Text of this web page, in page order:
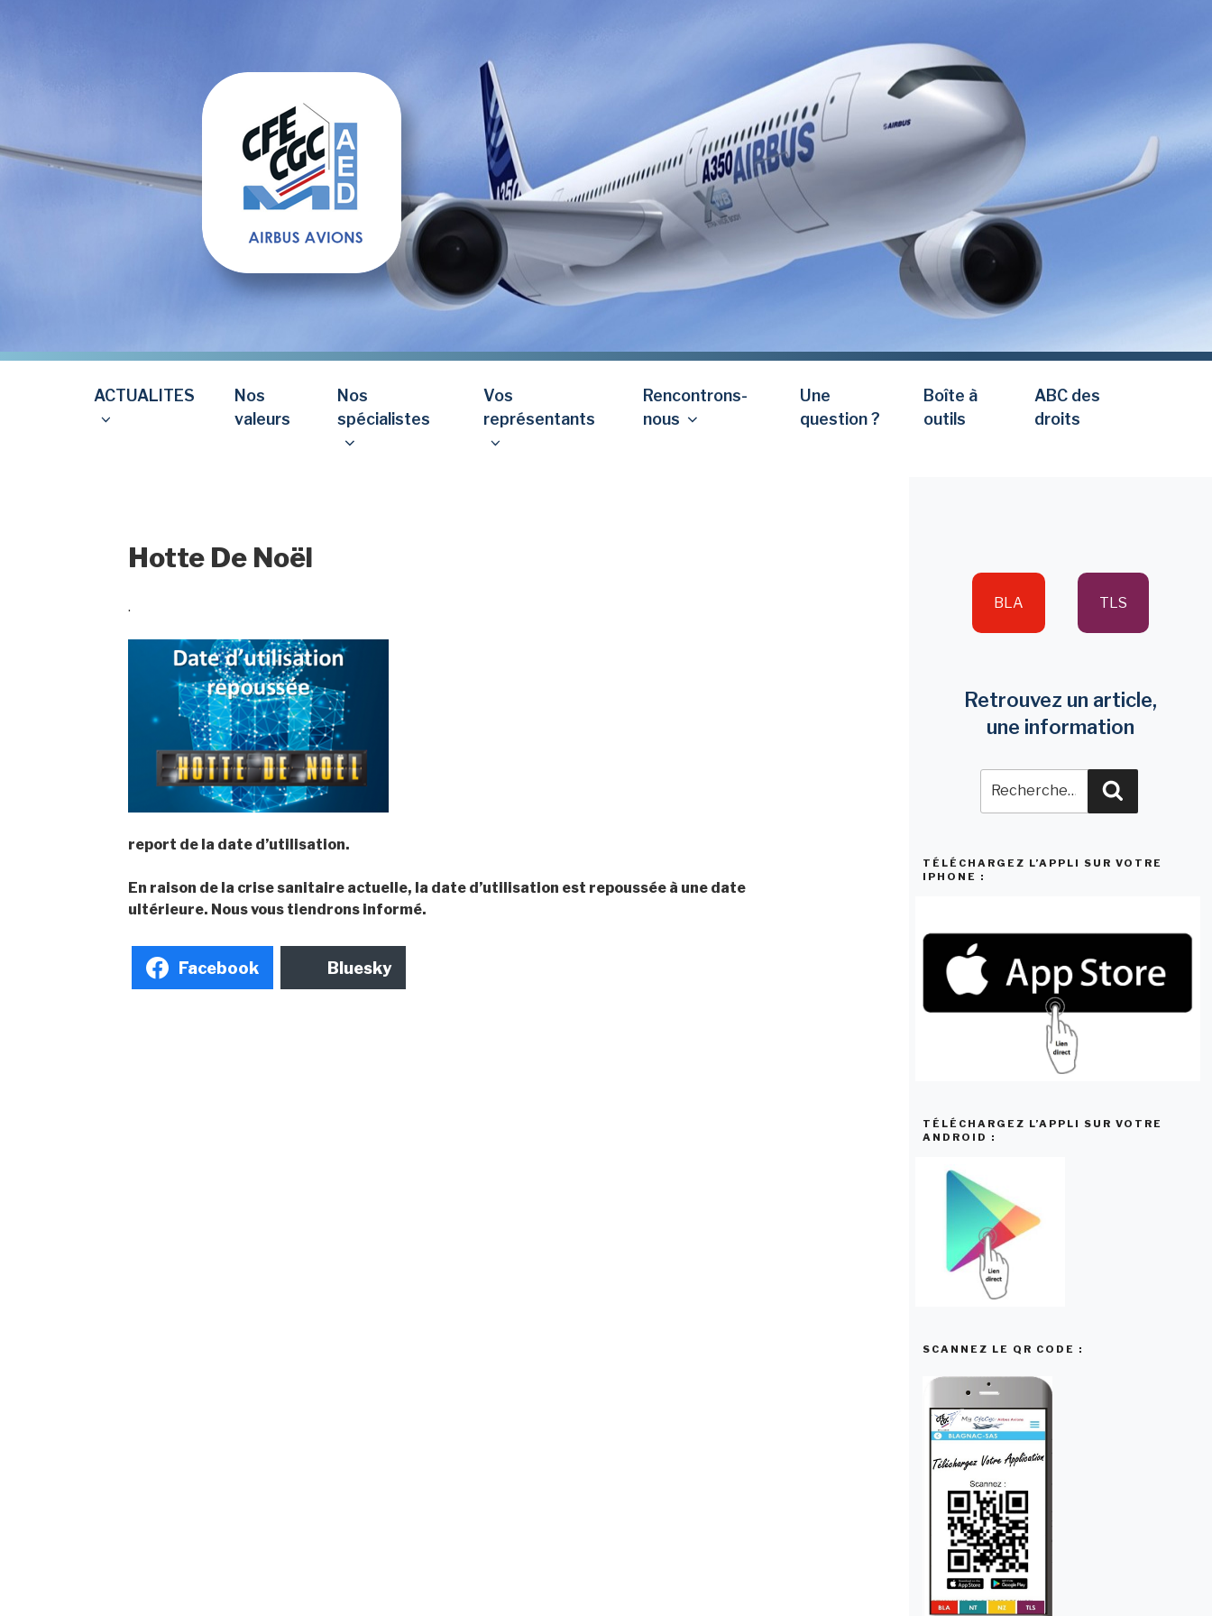
ACTUALITES
Nos
valeurs
Nos
spécialistes
Vos
représentants
Rencontrons-
nous
Une
question ?
Boîte à
outils
ABC des
droits
Hotte De Noël
.
report de la date d’utilisation.
En raison de la crise sanitaire actuelle, la date d’utilisation est repoussée à une date
ultérieure. Nous vous tiendrons informé.
Facebook Bluesky
BLA TLS
Retrouvez un article,
une information
pour
TÉLÉCHARGEZ L’APPLI SUR VOTRE
IPHONE :
TÉLÉCHARGEZ L’APPLI SUR VOTRE
ANDROID :
SCANNEZ LE QR CODE :